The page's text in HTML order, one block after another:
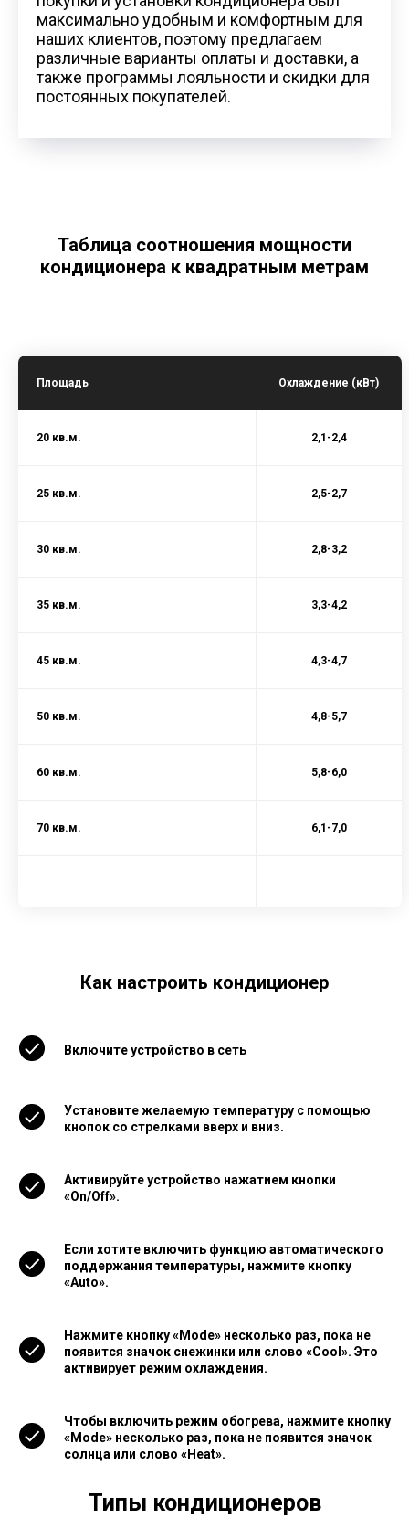
максимально удобным и комфортным для
наших клиентов, поэтому предлагаем
различные варианты оплаты и доставки, а
также программы лояльности и скидки для
постоянных покупателей.
Таблица соотношения мощности
кондиционера к квадратным метрам
Площадь Охлаждение (кВт)
20 кв.м. 2,1-2,4
25 кв.м. 2,5-2,7
30 кв.м. 2,8-3,2
35 кв.м. 3,3-4,2
45 кв.м. 4,3-4,7
50 кв.м. 4,8-5,7
60 кв.м. 5,8-6,0
70 кв.м. 6,1-7,0
Как настроить кондиционер
Включите устройство в сеть
Установите желаемую температуру с помощью
кнопок со стрелками вверх и вниз.
Активируйте устройство нажатием кнопки
«On/Off».
Если хотите включить функцию автоматического
поддержания температуры, нажмите кнопку
«Auto».
Нажмите кнопку «Mode» несколько раз, пока не
появится значок снежинки или слово «Cool». Это
активирует режим охлаждения.
Чтобы включить режим обогрева, нажмите кнопку
«Mode» несколько раз, пока не появится значок
солнца или слово «Heat».
Типы кондиционеров